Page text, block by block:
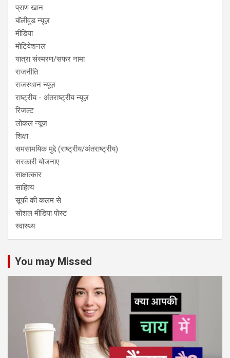
प्राण खान
बॉलीवुड न्यूज़
मीडिया
मोटिवेशनल
यात्रा संस्मरण/सफर नामा
राजनीति
राजस्थान न्यूज़
राष्ट्रीय - अंतराष्ट्रीय न्यूज़
रिजल्ट
लोकल न्यूज़
शिक्षा
समसामयिक मुद्दे (राष्ट्रीय/अंतराष्ट्रीय)
सरकारी योजनाए
साक्षात्कार
साहित्य
सूफी की कलम से
सोशल मीडिया पोस्ट
स्वास्थ्य
You may Missed